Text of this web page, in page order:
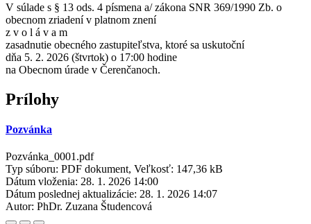
V súlade s § 13 ods. 4 písmena a/ zákona SNR 369/1990 Zb. o
obecnom zriadení v platnom znení
z v o l á v a m
zasadnutie obecného zastupiteľstva, ktoré sa uskutoční
dňa 5. 2. 2026 (štvrtok) o 17:00 hodine
na Obecnom úrade v Čerenčanoch.
Prílohy
Pozvánka
Pozvánka_0001.pdf
Typ súboru: PDF dokument, Veľkosť: 147,36 kB
Dátum vloženia: 28. 1. 2026 14:00
Dátum poslednej aktualizácie: 28. 1. 2026 14:07
Autor: PhDr. Zuzana Študencová